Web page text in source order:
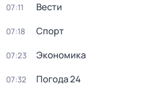
07:11 Вести
07:18 Спорт
07:23 Экономика
07:32 Погода 24